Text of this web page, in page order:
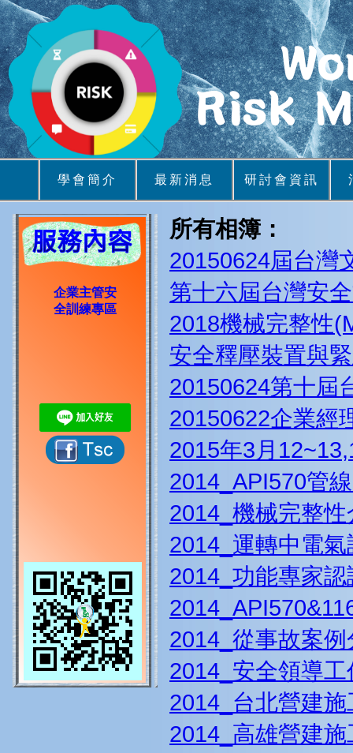
學會簡介 最新消息 研討會資訊
企業主管安
全訓練專區
所有相簿：
20150624屆台灣
第十六屆台灣安
2018機械完整性
安全釋壓裝置與
20150624第十屆
20150622企業經
2015年3月
2014_API570管
2014_機械完整
2014_運轉中電
2014_功能專家
2014_從事故案
2014_安全領導
2014_台北營建
2014_高雄營建